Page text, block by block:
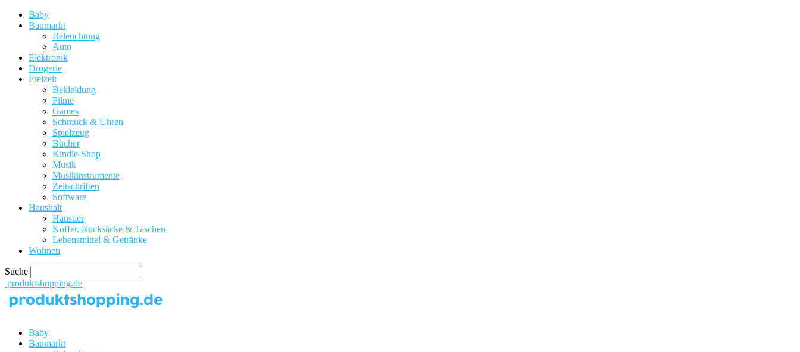
Baby
Baumarkt
Beleuchtung
Auto
Elektronik
Drogerie
Freizeit
Bekleidung
Filme
Games
Schmuck & Uhren
Spielzeug
Bücher
Kindle-Shop
Musik
Musikinstrumente
Zeitschriften
Software
Haushalt
Haustier
Koffer, Rucksäcke & Taschen
Lebensmittel & Getränke
Wohnen
Suche
produktshopping.de
Baby
Baumarkt